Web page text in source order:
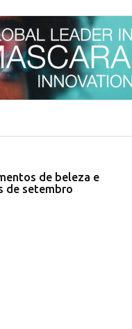
de beleza e
de setembro